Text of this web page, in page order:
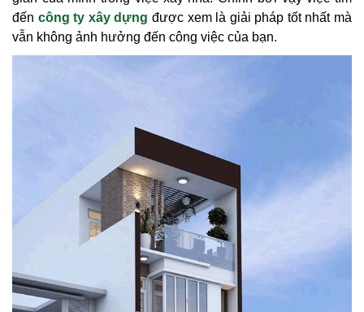
đến công ty xây dựng được xem là giải pháp tốt nhất mà
vẫn không ảnh hưởng đến công việc của bạn.